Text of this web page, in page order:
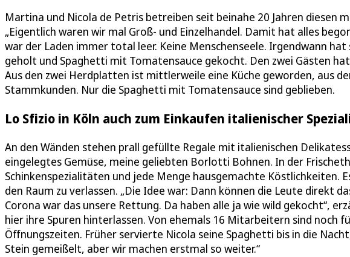
Martina und Nicola de Petris betreiben seit beinahe 20 Jahren diesen
„Eigentlich waren wir mal Groß- und Einzelhandel. Damit hat alles
war der Laden immer total leer. Keine Menschenseele. Irgendwann
geholt und Spaghetti mit Tomatensauce gekocht. Den zwei Gästen
Aus den zwei Herdplatten ist mittlerweile eine Küche geworden, aus
Stammkunden. Nur die Spaghetti mit Tomatensauce sind geblieben.
Lo Sfizio in Köln auch zum Einkaufen italienischer
An den Wänden stehen prall gefüllte Regale mit italienischen
eingelegtes Gemüse, meine geliebten Borlotti Bohnen. In der
Schinkenspezialitäten und jede Menge hausgemachte Köstlichkeiten.
den Raum zu verlassen. „Die Idee war: Dann können die Leute direkt
Corona war das unsere Rettung. Da haben alle ja wie wild gekocht“,
hier ihre Spuren hinterlassen. Von ehemals 16 Mitarbeitern sind noch
Öffnungszeiten. Früher servierte Nicola seine Spaghetti bis in die
Stein gemeißelt, aber wir machen erstmal so weiter.“